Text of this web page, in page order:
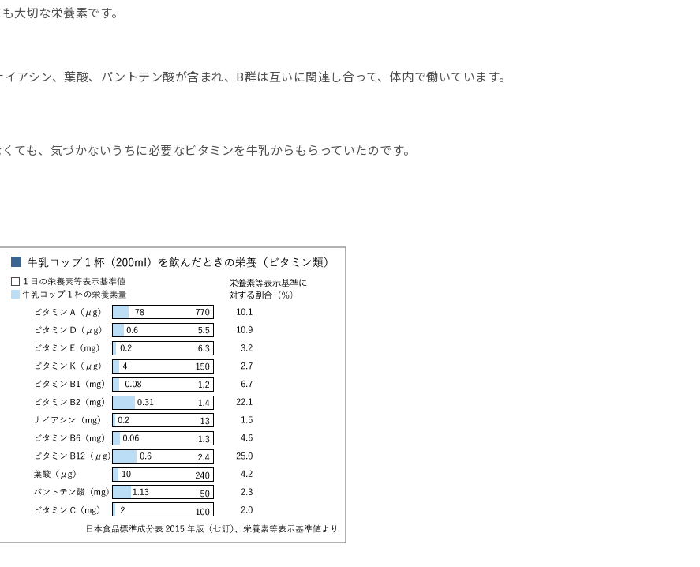
大切な栄養素です。
イアシン、葉酸、パントテン酸が含まれ、B群は互いに関連し合って、体内で働いています。
ても、気づかないうちに必要なビタミンを牛乳からもらっていたのです。